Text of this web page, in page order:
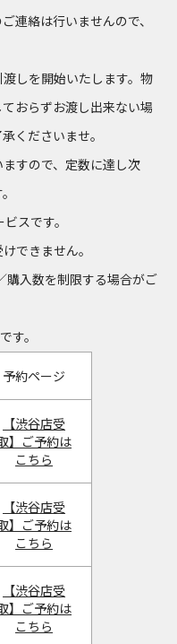
連絡は行いませんので、
しを開始いたします。物
おらずお渡し出来ない場
くださいませ。
すので、定数に達し次
スです。
できません。
購入数を制限する場合がご
す。
予約ページ
【渋谷店受
】ご予約は
こちら
【渋谷店受
】ご予約は
こちら
【渋谷店受
】ご予約は
こちら